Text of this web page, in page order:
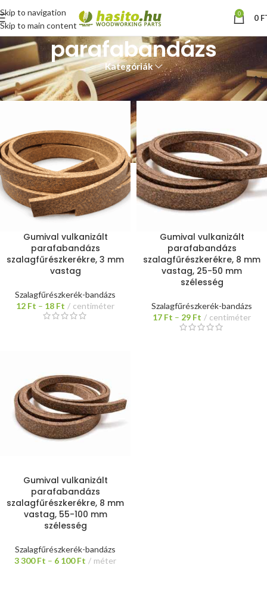
Skip to navigation
Skip to main content
0 0
parafabandázs
Kategóriák
Kezdőlap “parafabandázs” címkével rendelkező termékek
Gumival vulkanizált
parafabandázs
szalagfűrészkerékre, 3 mm
vastag
Szalagfűrészkerék-bandázs
12 Ft – 18 Ft centiméter
Gumival vulkanizált
parafabandázs
szalagfűrészkerékre, 8 mm
vastag, 25-50 mm
szélesség
Szalagfűrészkerék-bandázs
17 Ft – 29 Ft centiméter
Gumival vulkanizált
parafabandázs
szalagfűrészkerékre, 8 mm
vastag, 55-100 mm
szélesség
Szalagfűrészkerék-bandázs
3 300Ft – 6 100Ft méter